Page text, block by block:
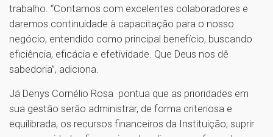
trabalho. “Contamos com excelentes colaboradores e
daremos continuidade à capacitação para o nosso
negócio, entendido como principal benefício, buscando
eficiência, eficácia e efetividade. Que Deus nos dê
sabedoria”, adiciona.
Já Denys Cornélio Rosa pontua que as prioridades em
sua gestão serão administrar, de forma criteriosa e
equilibrada, os recursos financeiros da Instituição; suprir